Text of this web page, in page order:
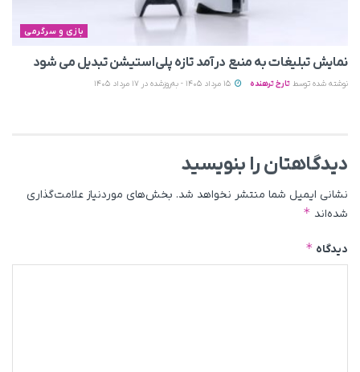
بازی و سرگرمی
نمایش تبلیغات به منبع درآمد تازه پلی‌استیشن تبدیل می‌ شود
نوشته شده توسط تارخ ترهنده
دیدگاهتان را بنویسید
نشانی ایمیل شما منتشر نخواهد شد. بخش‌های موردنیاز علامت‌گذاری
شده‌اند *
دیدگاه *